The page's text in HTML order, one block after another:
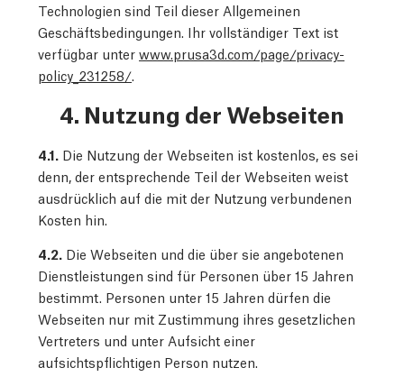
Technologien sind Teil dieser Allgemeinen
Geschäftsbedingungen. Ihr vollständiger Text ist
verfügbar unter www.prusa3d.com/page/privacy-
policy_231258/.
4. Nutzung der Webseiten
4.1. Die Nutzung der Webseiten ist kostenlos, es sei
denn, der entsprechende Teil der Webseiten weist
ausdrücklich auf die mit der Nutzung verbundenen
Kosten hin.
4.2. Die Webseiten und die über sie angebotenen
Dienstleistungen sind für Personen über 15 Jahren
bestimmt. Personen unter 15 Jahren dürfen die
Webseiten nur mit Zustimmung ihres gesetzlichen
Vertreters und unter Aufsicht einer
aufsichtspflichtigen Person nutzen.